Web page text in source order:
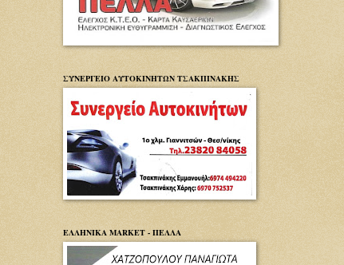
ΣΥΝΕΡΓΕΙΟ ΑΥΤΟΚΙΝΗΤΩΝ ΤΣΑΚΠΙΝΑΚΗΣ
ΕΛΛΗΝΙΚΑ MARKET - ΠΕΛΛΑ